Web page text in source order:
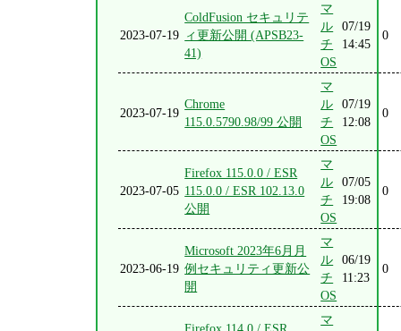
2023-07-19
ColdFusion セキュリテ
ィ更新公開 (APSB23-
41)
マ
ル
チ
OS
07/19
14:45
0
2023-07-19
Chrome
115.0.5790.98/99 公開
マ
ル
チ
OS
07/19
12:08
0
2023-07-05
Firefox 115.0.0 / ESR
115.0.0 / ESR 102.13.0
公開
マ
ル
チ
OS
07/05
19:08
0
2023-06-19
Microsoft 2023年6月月
例セキュリティ更新公
開
マ
ル
チ
OS
06/19
11:23
0
マ